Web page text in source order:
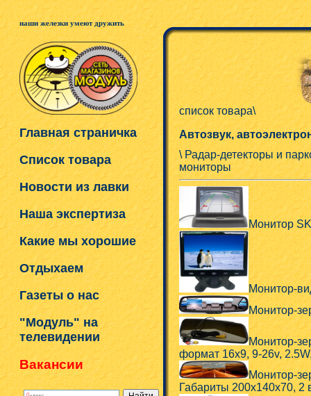
наши железки умеют дружить
Главная страничка
Список товара
Новости из лавки
Наша экспертиза
Какие мы хорошие
Отдыхаем
Газеты о нас
"Модуль" на
телевидении
Вакансии
список товара\
Автозвук,
\ Радар-детекторы и
мониторы
Монитор
Монитор-
Монитор-
Монитор-
формат 16x9, 9-26v,
Монитор-
Габариты 200x140x70, 2